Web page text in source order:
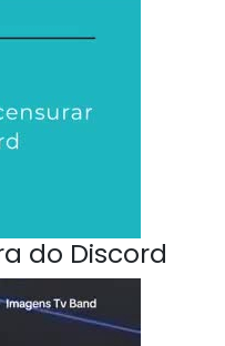
do Discord